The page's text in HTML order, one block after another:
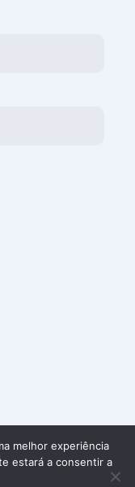
by studium . creative
melhor experiência
estará a consentir a